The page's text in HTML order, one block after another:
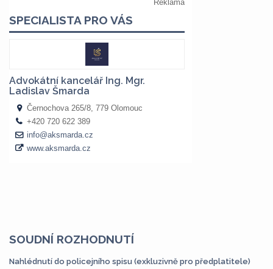
SOUDNÍ ROZHODNUTÍ
Nahlédnutí do policejního spisu (exkluzivně pro předplatitele)